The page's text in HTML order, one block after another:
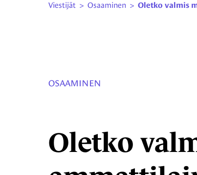
Viestijät > Osaaminen > Oletko valmis
Oletko
OSAAMINEN